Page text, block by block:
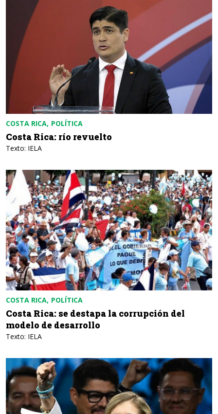
COSTA RICA POLÍTICA
Costa Rica: río revuelto
Texto: IELA
COSTA RICA POLÍTICA
Costa Rica: se destapa la corrupción del
modelo de desarrollo
Texto: IELA